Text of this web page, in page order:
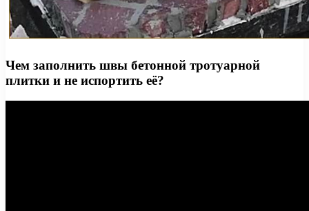
Чем заполнить швы бетонной тротуарной
плитки и не испортить её?